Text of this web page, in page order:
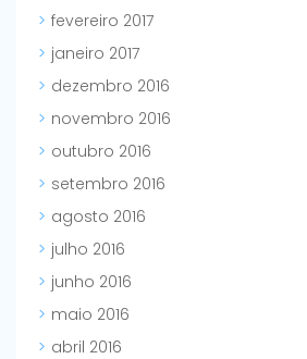
fevereiro 2017
janeiro 2017
dezembro 2016
novembro 2016
outubro 2016
setembro 2016
agosto 2016
julho 2016
junho 2016
maio 2016
abril 2016